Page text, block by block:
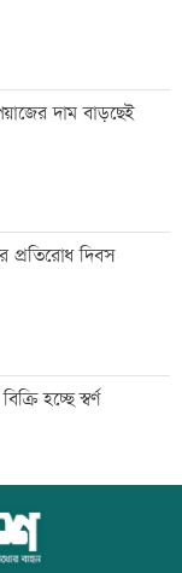
ব্যাগ প্রকল্পে
মানববন্ধন
কৃষি শ্রমিক নেবে
কাঠামোয় আনছে
দাম বাড়ছেই
প্রতিরোধ দিবস
হচ্ছে স্বর্ণ